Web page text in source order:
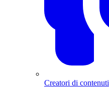
Creatori di contenuti